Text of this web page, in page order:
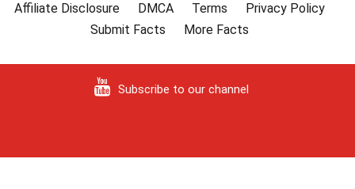
Affiliate Disclosure
DMCA Terms
Privacy Policy
Submit Facts
More Facts
Subscribe to our channel